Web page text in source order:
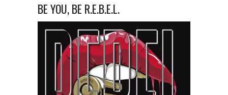
BE YOU, BE R.E.B.E.L.